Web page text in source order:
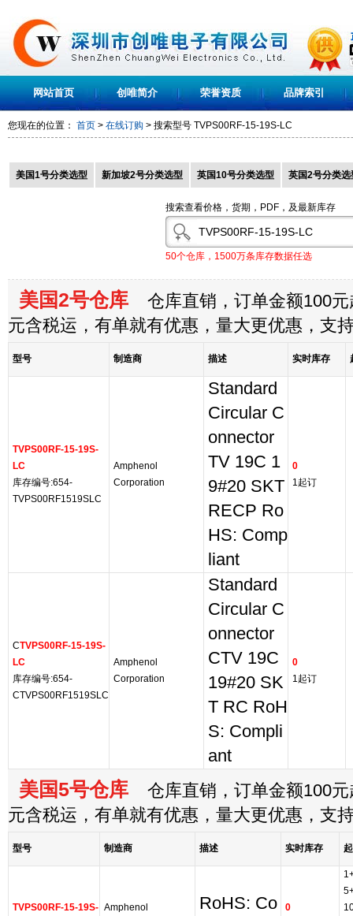
网站首页 创唯简介 荣誉资质 品牌索引
您现在的位置： 首页 > 在线订购 > 搜索型号 TVPS00RF-15-19S-LC
美国1号分类选型 新加坡2号分类选型 英国10号分类选型 英国2号分类选
搜索查看价格，货期，PDF，及最新库存
50个仓库，1500万条库存数据任选
美国2号仓库 仓库直销，订单金额100元
元含税运，有单就有优惠，量大更优惠，支
型号 制造商 描述 实时库存
TVPS00RF-15-19S-
LC
库存编号:654-
TVPS00RF1519SLC
Amphenol
Corporation
Standard
Circular C
onnector
TV 19C 1
9#20 SKT
RECP Ro
HS: Comp
liant
0
1起订
CTVPS00RF-15-19S-
LC
库存编号:654-
CTVPS00RF1519SLC
Amphenol
Corporation
Standard
Circular C
onnector
CTV 19C
19#20 SK
T RC RoH
S: Compli
ant
0
1起订
美国5号仓库 仓库直销，订单金额100元
元含税运，有单就有优惠，量大更优惠，支
型号 制造商 描述 实时库存
TVPS00RF-15-19S- Amphenol
RoHS: Co
0